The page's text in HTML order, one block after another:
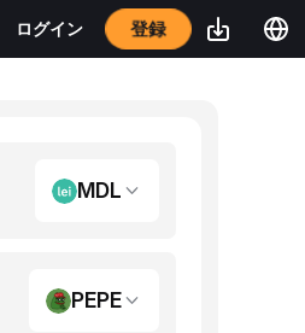
ログイン 登録
MDL
PEPE